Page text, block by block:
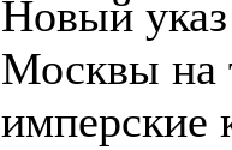
Новый указ
Москвы на